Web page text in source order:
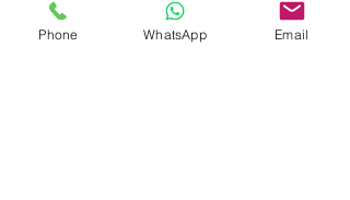
monde”. Pourquoi on ne coche pas toutes les
cases dans
Phone WhatsApp Email